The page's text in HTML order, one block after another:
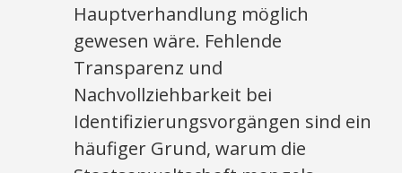
Hauptverhandlung möglich
gewesen wäre. Fehlende
Transparenz und
Nachvollziehbarkeit bei
Identifizierungsvorgängen sind ein
häufiger Grund, warum die